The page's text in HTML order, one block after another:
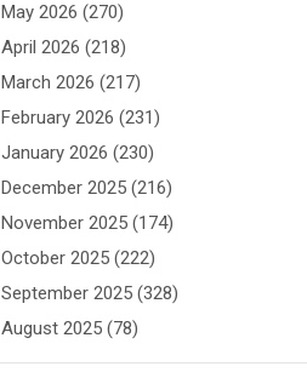
May 2026 (270)
April 2026 (218)
March 2026 (217)
February 2026 (231)
January 2026 (230)
December 2025 (216)
November 2025 (174)
October 2025 (222)
September 2025 (328)
August 2025 (78)